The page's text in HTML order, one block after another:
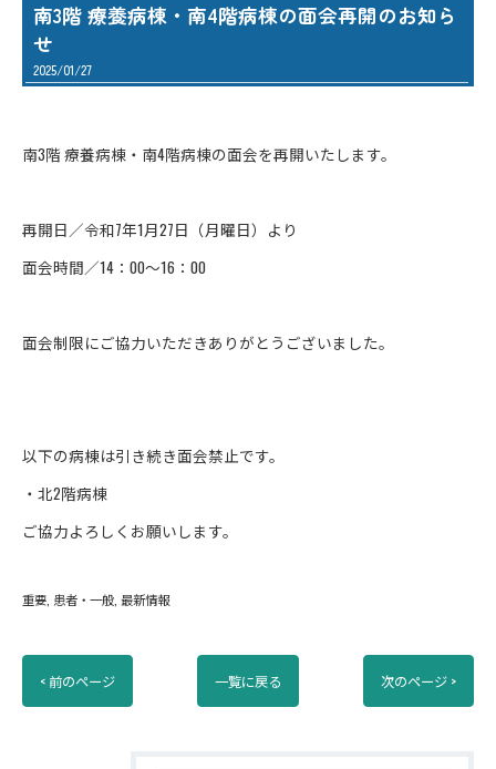
南3階 療養病棟・南4階病棟の面会再開のお知ら
せ
2025/01/27
南3階 療養病棟・南4階病棟の面会を再開いたします。
再開日／令和7年1月27日（月曜日）より
面会時間／14：00～16：00
面会制限にご協力いただきありがとうございました。
以下の病棟は引き続き面会禁止です。
・北2階病棟
ご協力よろしくお願いします。
重要 患者・一般 最新情報
< 前のページ 一覧に戻る 次のページ >